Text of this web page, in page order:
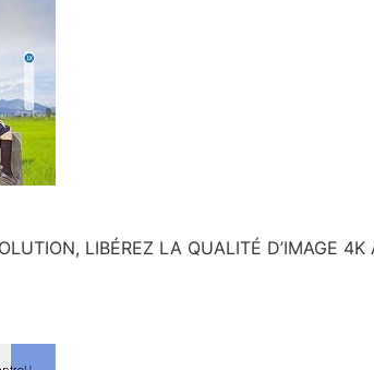
LIBÉREZ LA QUALITÉ D’IMAGE